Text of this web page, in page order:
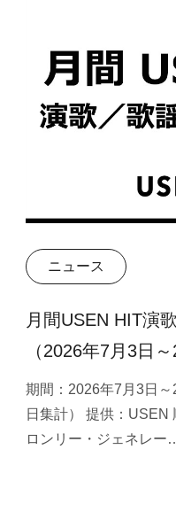
ニュース
月間USEN HIT演
（2026年7月3日
期間：2026年7月3日
日集計） 提供：USEN
ロンリー・ジェネレー